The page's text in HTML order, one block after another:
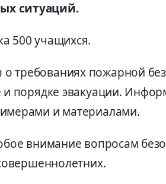
ситуаций.
500 учащихся.
пожарной
порядке эвакуации.
и материалами.
внимание вопросам